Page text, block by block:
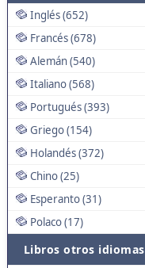
Inglés (652)
Francés (678)
Alemán (540)
Italiano (568)
Portugués (393)
Griego (154)
Holandés (372)
Chino (25)
Esperanto (31)
Polaco (17)
Libros otros idiomas